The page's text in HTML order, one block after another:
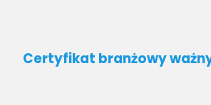
Certyfikat branżowy